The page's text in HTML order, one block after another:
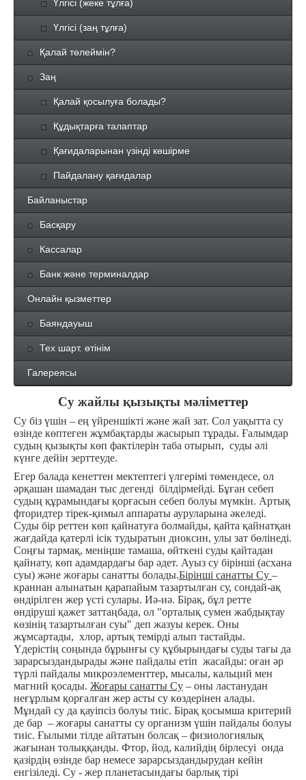
Үлгісі (жеке тұлға)
Үлгісі (заң тұлға)
Қалай төлеймін?
Заң
Қалай қосылуға болады?
Құдықтарға талаптар
Қағидаларынан үзінді көшірме
Пайдалану қағидалар
Байланыстар
Басқару
Кассалар
Банк және терминалдар
Онлайн қызметтер
Баяндауыш
Тех шарт. өтінім
Галереясы
Су жайлы қызықты мәліметтер
Су біз үшін – ең үйреншікті және жай зат. Сол уақытта су
өзінде көптеген жұмбақтарды жасырып тұрады. Ғалымдар
судың қызықты көп фактілерін таба отырып, суды әлі
күнге дейін зерттеуде.
Егер балада кенеттен мектептегі үлгерімі төмендесе, ол
әрқашан шамадан тыс дегенді білдірмейді. Бұған себеп
судың құрамындағы қорғасын себеп болуы мүмкін. Артық
фторидтер тірек-қимыл аппараты ауруларына әкеледі.
Суды бір реттен көп қайнатуға болмайды, қайта қайнатқан
жағдайда қатерлі ісік тудыратын диоксин, улы зат бөлінеді.
Соңғы тармақ, меніңше тамаша, өйткені суды қайтадан
қайнату, көп адамдардағы бар әдет. Ауыз су бірінші (асхана
суы) және жоғары санатты болады.Бірінші санатты Су –
краннан алынатын қарапайым тазартылған су, сондай-ақ
өндірілген жер үсті сулары. Иә-иә. Бірақ, бұл ретте
өндіруші қажет заттаңбада, ол "орталық сумен жабдықтау
көзінің тазартылған суы" деп жазуы керек. Оны
жұмсартады, хлор, артық темірді алып тастайды.
Үдерістің соңында бұрынғы су құбырындағы суды тағы да
зарарсыздандырады және пайдалы етіп жасайды: оған әр
түрлі пайдалы микроэлементтер, мысалы, кальций мен
магний қосады. Жоғары санатты Су – оны ластанудан
неғұрлым қорғалған жер асты су көздерінен алады.
Мұндай су да қауіпсіз болуы тиіс. Бірақ қосымша критерий
де бар – жоғары санатты су организм үшін пайдалы болуы
тиіс. Ғылыми тілде айтатын болсақ – физиологиялық
жағынан толыққанды. Фтор, йод, калийдің бірлесуі онда
қазірдің өзінде бар немесе зарарсыздандырудан кейін
енгізіледі. Су - жер планетасындағы барлық тірі